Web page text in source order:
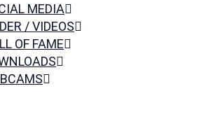
MEDIA
/ VIDEOS
OF FAME